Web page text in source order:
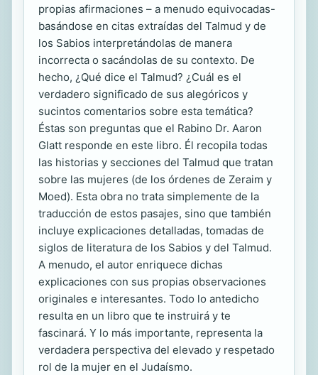
propias afirmaciones – a menudo equivocadas-
basándose en citas extraídas del Talmud y de
los Sabios interpretándolas de manera
incorrecta o sacándolas de su contexto. De
hecho, ¿Qué dice el Talmud? ¿Cuál es el
verdadero significado de sus alegóricos y
sucintos comentarios sobre esta temática?
Éstas son preguntas que el Rabino Dr. Aaron
Glatt responde en este libro. Él recopila todas
las historias y secciones del Talmud que tratan
sobre las mujeres (de los órdenes de Zeraim y
Moed). Esta obra no trata simplemente de la
traducción de estos pasajes, sino que también
incluye explicaciones detalladas, tomadas de
siglos de literatura de los Sabios y del Talmud.
A menudo, el autor enriquece dichas
explicaciones con sus propias observaciones
originales e interesantes. Todo lo antedicho
resulta en un libro que te instruirá y te
fascinará. Y lo más importante, representa la
verdadera perspectiva del elevado y respetado
rol de la mujer en el Judaísmo.